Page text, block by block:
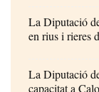
La Diputació
en rius i rieres
La Diputació
capacitat a